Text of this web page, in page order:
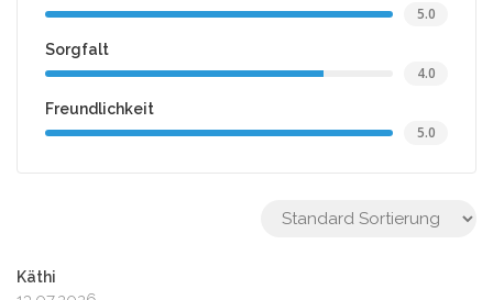
5.0
Sorgfalt
4.0
Freundlichkeit
5.0
Käthi